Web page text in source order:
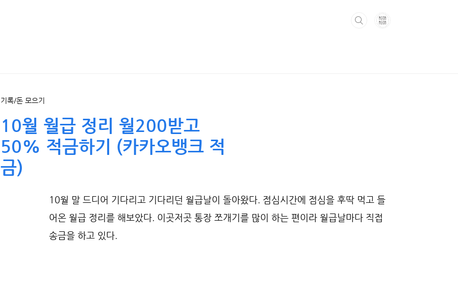
기록/돈 모으기
10월 월급 정리 월200받고
50% 적금하기 (카카오뱅크 적
금)
10월 말 드디어 기다리고 기다리던 월급날이 돌아왔다. 점심시간에 점심을 후딱 먹고 들
어온 월급 정리를 해보았다. 이곳저곳 통장 쪼개기를 많이 하는 편이라 월급날마다 직접
송금을 하고 있다.